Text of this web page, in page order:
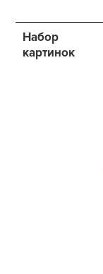
Набор
картинок